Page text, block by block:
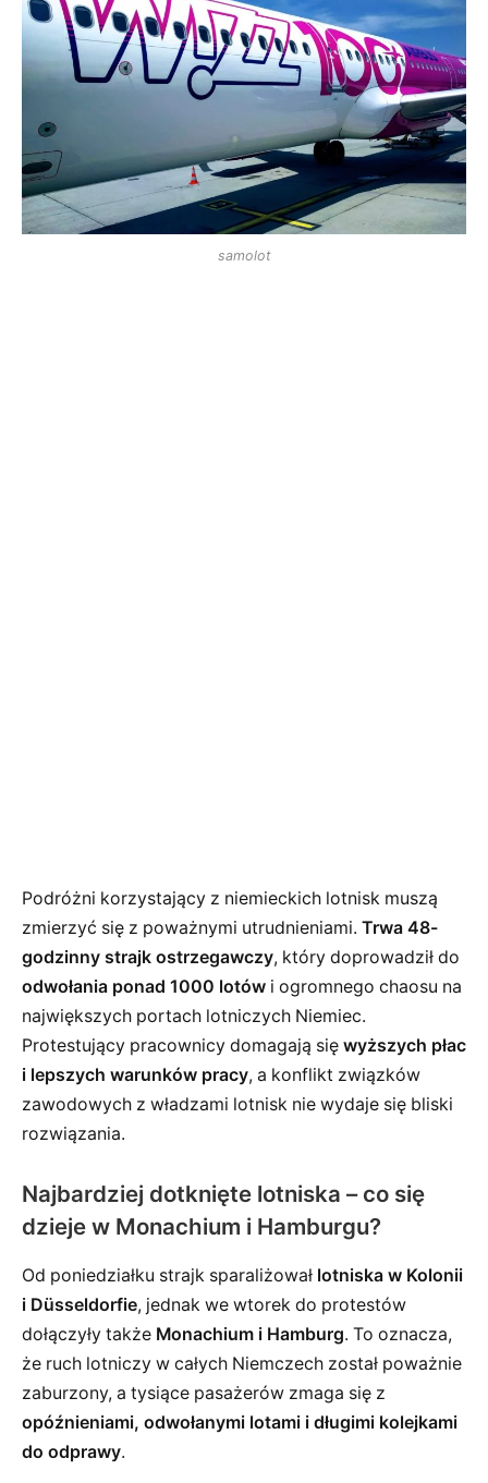
samolot
Podróżni korzystający z niemieckich lotnisk muszą
zmierzyć się z poważnymi utrudnieniami. Trwa 48-
godzinny strajk ostrzegawczy, który doprowadził do
odwołania ponad 1000 lotów i ogromnego chaosu na
największych portach lotniczych Niemiec.
Protestujący pracownicy domagają się wyższych płac
i lepszych warunków pracy, a konflikt związków
zawodowych z władzami lotnisk nie wydaje się bliski
rozwiązania.
Najbardziej dotknięte lotniska – co się
dzieje w Monachium i Hamburgu?
Od poniedziałku strajk sparaliżował lotniska w Kolonii
i Düsseldorfie, jednak we wtorek do protestów
dołączyły także Monachium i Hamburg. To oznacza,
że ruch lotniczy w całych Niemczech został poważnie
zaburzony, a tysiące pasażerów zmaga się z
opóźnieniami, odwołanymi lotami i długimi kolejkami
do odprawy.